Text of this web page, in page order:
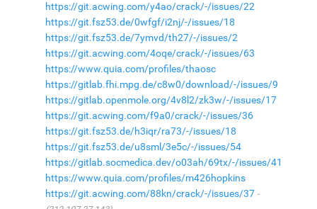
https://git.acwing.com/y4ao/crack/-/issues/22
https://git.fsz53.de/0wfgf/i2nj/-/issues/18
https://git.fsz53.de/7ymvd/th27/-/issues/2
https://git.acwing.com/4oqe/crack/-/issues/63
https://www.quia.com/profiles/thaosc
https://gitlab.fhi.mpg.de/c8w0/download/-/issues/9
https://gitlab.openmole.org/4v8l2/zk3w/-/issues/17
https://git.acwing.com/f9a0/crack/-/issues/36
https://git.fsz53.de/h3iqr/ra73/-/issues/18
https://git.fsz53.de/u8sml/3e5c/-/issues/54
https://gitlab.socmedica.dev/o03ah/69tx/-/issues/41
https://www.quia.com/profiles/m426hopkins
https://git.acwing.com/88kn/crack/-/issues/37